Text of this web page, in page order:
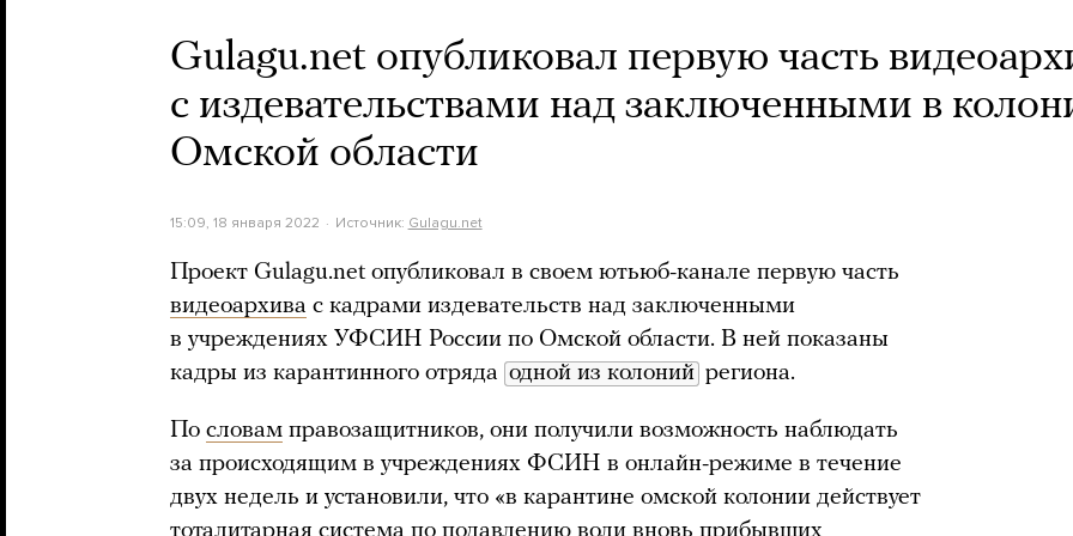
Gulagu.net опубликовал первую часть
с издевательствами над заключенными в
Омской области
15:09, 18 января 2022 Источник: Gulagu.net
Проект Gulagu.net опубликовал в своем ютьюб-канале первую часть
видеоархива с кадрами издевательств над заключенными
в учреждениях УФСИН России по Омской области. В ней показаны
кадры из карантинного отряда одной из колоний региона.
По словам правозащитников, они получили возможность наблюдать
за происходящим в учреждениях ФСИН в онлайн-режиме в течение
двух недель и установили, что «в карантине омской колонии действует
тоталитарная система по подавлению воли вновь прибывших